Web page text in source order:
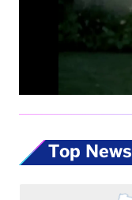
Top News